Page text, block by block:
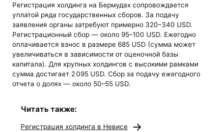
Регистрация холдинга на Бермудах сопровождается
уплатой ряда государственных сборов. За подачу
заявления органы затребуют примерно 320–340 USD.
Регистрационный сбор — около 95–100 USD. Ежегодно
оплачивается взнос в размере 685 USD (сумма может
увеличиваться в зависимости от оценочной базы
капитала). Для крупных холдингов с высокими рамками
сумма достигает 2 095 USD. Сбор за подачу ежегодного
отчета о долях — около 50–55 USD.
Читать также:
Регистрация холдинга в Невисе